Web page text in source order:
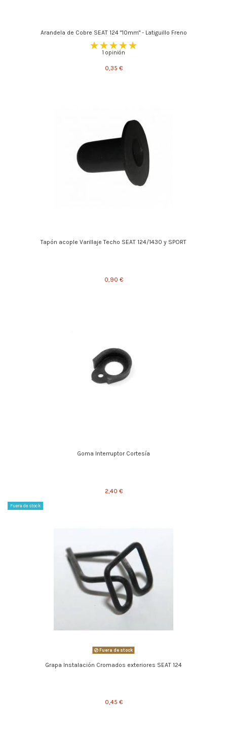
Arandela de Cobre SEAT 124 "10mm" - Latiguillo Freno
1 opinión
0,35 €
Tapón acople Varillaje Techo SEAT 124/1430 y SPORT
0,90 €
Goma Interruptor Cortesía
2,40 €
Fuera de stock
Fuera de stock
Grapa Instalación Cromados exteriores SEAT 124
0,45 €